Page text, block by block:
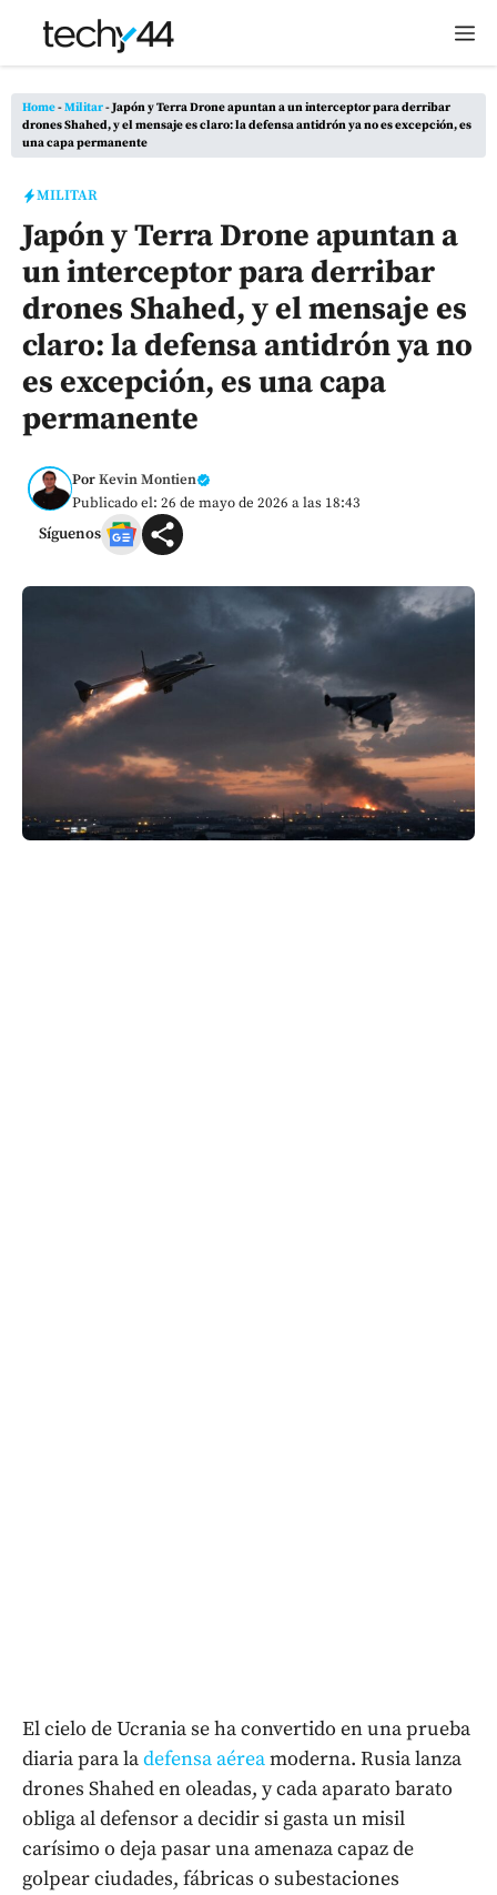
Saltar
Home-Militar-Japón y Terra Drone apuntan a un interceptor para derribar
drones Shahed, y el mensaje es claro: la defensa antidrón ya no es excepción, es
una capa permanente
MILITAR
Japón y Terra Drone apuntan a
un interceptor para derribar
drones Shahed, y el mensaje es
claro: la defensa antidrón ya no
es excepción, es una capa
permanente
PorKevin Montien
Publicado el: 26 de mayo de 2026 a las 18:43
Síguenos
El cielo de Ucrania se ha convertido en una prueba
diaria para ladefensa aéreamoderna. Rusia lanza
drones Shahed en oleadas, y cada aparato barato
obliga al defensor a decidir si gasta un misil
carísimo o deja pasar una amenaza capaz de
golpear ciudades, fábricas o subestaciones